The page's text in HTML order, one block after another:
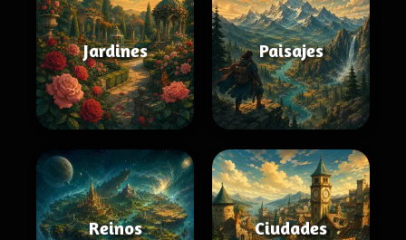
Jardines Paisajes
Reinos Ciudades